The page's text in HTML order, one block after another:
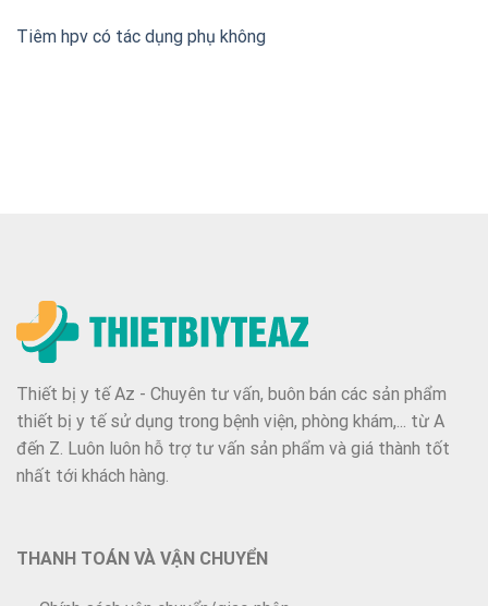
Tiêm hpv có tác dụng phụ không
Thiết bị y tế Az - Chuyên tư vấn, buôn bán các sản phẩm
thiết bị y tế sử dụng trong bệnh viện, phòng khám,... từ A
đến Z. Luôn luôn hỗ trợ tư vấn sản phẩm và giá thành tốt
nhất tới khách hàng.
THANH TOÁN VÀ VẬN CHUYỂN